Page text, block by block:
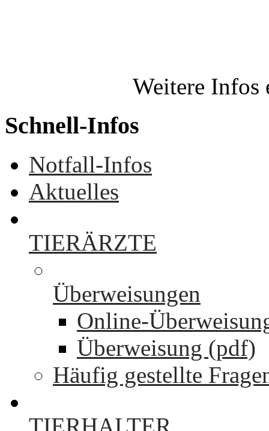
Weitere Infos
Schnell-Infos
Notfall-Infos
Aktuelles
TIERÄRZTE
Überweisungen
Online-
Überweisung (pdf)
Häufig gestellte
TIERHALTER